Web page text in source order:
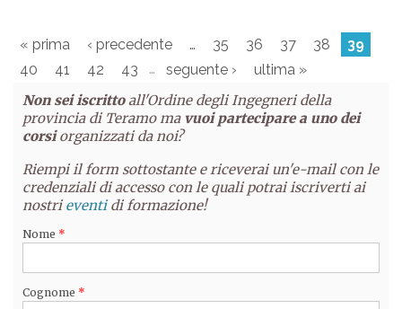
« prima ‹ precedente … 35 36 37 38
39
40
41 42 43 … seguente ›
ultima »
Non sei iscrittoall'Ordine degli Ingegneri della
provincia di Teramo ma vuoi partecipare a uno dei
corsiorganizzati da noi?
Riempi il form sottostante e riceverai un'e-mail con le
credenziali di accesso con le quali potrai iscriverti ai
nostrieventidi formazione!
Nome *
Cognome *